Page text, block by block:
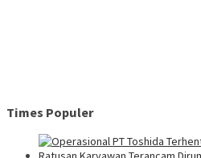
Times Populer